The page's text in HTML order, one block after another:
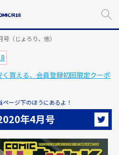
号（じょろり、他）
買える、会員登録初回限定クーポ
ページ下のほうにあるよ！
年4月号